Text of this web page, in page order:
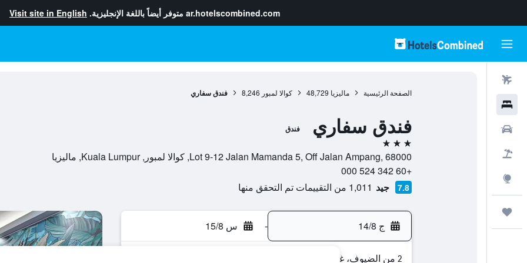
ar.hotelscombined.com متوفر أيضاً باللغة الإنجليزية. Visit site in English
الصفحة الرئيسية ماليزيا 48,729 كوالا لمبور 8,246 فندق سفاري
فندق سفاري فندق
3 نجوم
Lot 9-12 Jalan Mamanda 5, Off Jalan Ampang, 68000, كوالا لمبور, Kuala Lumpur, ماليزيا
+60 342 524 000
7.8 جيد 1,011 من التقييمات تم التحقق منها
ج 14/8 - س 15/8
2 من الضيوف، غرفة واحدة